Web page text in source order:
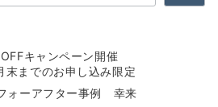
キャンペーン開催
お申し込み限定
ォーアフター事例 幸来